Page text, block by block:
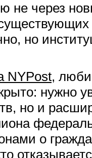
не через
но
NYPost,
нужно
но и
о